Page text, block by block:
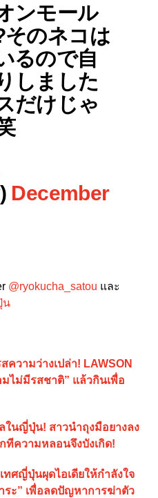
ンモール
そのネコは
るので自
しました
だけじゃ
December
@ryokucha_satou และ
น
ความว่างเปล่า! LAWSON
ไม่มีรสชาติ” แล้วกินเพื่อ
ในญี่ปุ่น! สาวนำถุงมือยางลง
ทีความหลอนจึงบังเกิด!
ทศญี่ปุ่นผุดไอเดียให้กำลังใจ
ระ” เพื่อลดปัญหาการฆ่าตัว